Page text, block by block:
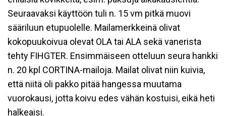
Seuraavaksi käyttöön tuli n. 15 vm pitkä muovi
sääriluun etupuolelle. Mailamerkkeinä olivat
kokopuukoivua olevat OLA tai ALA sekä vanerista
tehty FIHGTER. Ensimmäiseen otteluun seura hankki
n. 20 kpl CORTINA-mailoja. Mailat olivat niin kuivia,
että niitä oli pakko pitää hangessa muutama
vuorokausi, jotta koivu edes vähän kostuisi, eikä heti
halkeaisi.